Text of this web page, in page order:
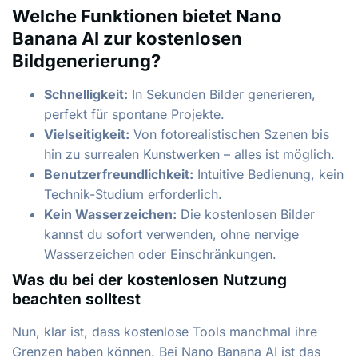
Welche Funktionen bietet Nano
Banana AI zur kostenlosen
Bildgenerierung?
Schnelligkeit: In Sekunden Bilder generieren,
perfekt für spontane Projekte.
Vielseitigkeit: Von fotorealistischen Szenen bis
hin zu surrealen Kunstwerken – alles ist möglich.
Benutzerfreundlichkeit: Intuitive Bedienung, kein
Technik-Studium erforderlich.
Kein Wasserzeichen: Die kostenlosen Bilder
kannst du sofort verwenden, ohne nervige
Wasserzeichen oder Einschränkungen.
Was du bei der kostenlosen Nutzung
beachten solltest
Nun, klar ist, dass kostenlose Tools manchmal ihre
Grenzen haben können. Bei Nano Banana AI ist das